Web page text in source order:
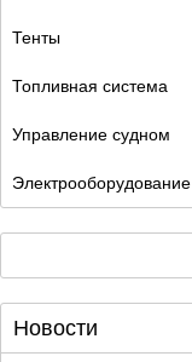
Тенты
Топливная система
Управление судном
Электрооборудование
Новости